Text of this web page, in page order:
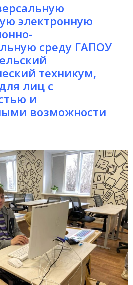
электронную
среду ГАПОУ
техникум,
лиц с
и
возможности